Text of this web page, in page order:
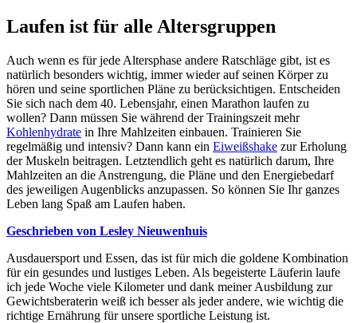
Laufen ist für alle Altersgruppen
Auch wenn es für jede Altersphase andere Ratschläge gibt, ist es
natürlich besonders wichtig, immer wieder auf seinen Körper zu
hören und seine sportlichen Pläne zu berücksichtigen. Entscheiden
Sie sich nach dem 40. Lebensjahr, einen Marathon laufen zu
wollen? Dann müssen Sie während der Trainingszeit mehr
Kohlenhydrate in Ihre Mahlzeiten einbauen. Trainieren Sie
regelmäßig und intensiv? Dann kann ein Eiweißshake zur Erholung
der Muskeln beitragen. Letztendlich geht es natürlich darum, Ihre
Mahlzeiten an die Anstrengung, die Pläne und den Energiebedarf
des jeweiligen Augenblicks anzupassen. So können Sie Ihr ganzes
Leben lang Spaß am Laufen haben.
Geschrieben von Lesley Nieuwenhuis
Ausdauersport und Essen, das ist für mich die goldene Kombination
für ein gesundes und lustiges Leben. Als begeisterte Läuferin laufe
ich jede Woche viele Kilometer und dank meiner Ausbildung zur
Gewichtsberaterin weiß ich besser als jeder andere, wie wichtig die
richtige Ernährung für unsere sportliche Leistung ist.